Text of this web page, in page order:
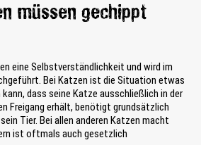
müssen gechippt
eine Selbstverständlichkeit und wird im
Bei Katzen ist die Situation etwas
dass seine Katze ausschließlich in der
Freigang erhält, benötigt grundsätzlich
Tier. Bei allen anderen Katzen macht
ist oftmals auch gesetzlich